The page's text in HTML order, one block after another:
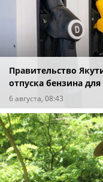
Правительство
отпуска бензина
6 августа, 08:43